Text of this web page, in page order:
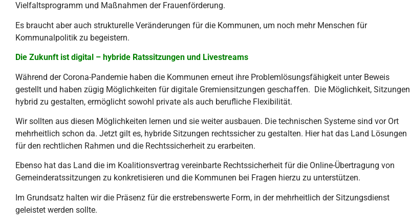
Vielfaltsprogramm und Maßnahmen der Frauenförderung.
Es braucht aber auch strukturelle Veränderungen für die Kommunen, um noch mehr Menschen für
Kommunalpolitik zu begeistern.
Die Zukunft ist digital – hybride Ratssitzungen und Livestreams
Während der Corona-Pandemie haben die Kommunen erneut ihre Problemlösungsfähigkeit unter Beweis
gestellt und haben zügig Möglichkeiten für digitale Gremiensitzungen geschaffen. Die Möglichkeit, Sitzungen
hybrid zu gestalten, ermöglicht sowohl private als auch berufliche Flexibilität.
Wir sollten aus diesen Möglichkeiten lernen und sie weiter ausbauen. Die technischen Systeme sind vor Ort
mehrheitlich schon da. Jetzt gilt es, hybride Sitzungen rechtssicher zu gestalten. Hier hat das Land Lösungen
für den rechtlichen Rahmen und die Rechtssicherheit zu erarbeiten.
Ebenso hat das Land die im Koalitionsvertrag vereinbarte Rechtssicherheit für die Online-Übertragung von
Gemeinderatssitzungen zu konkretisieren und die Kommunen bei Fragen hierzu zu unterstützen.
Im Grundsatz halten wir die Präsenz für die erstrebenswerte Form, in der mehrheitlich der Sitzungsdienst
geleistet werden sollte.